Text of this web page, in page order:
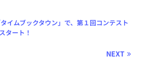
イムブックタウン」で、第１回コンテスト
タート！
NEXT